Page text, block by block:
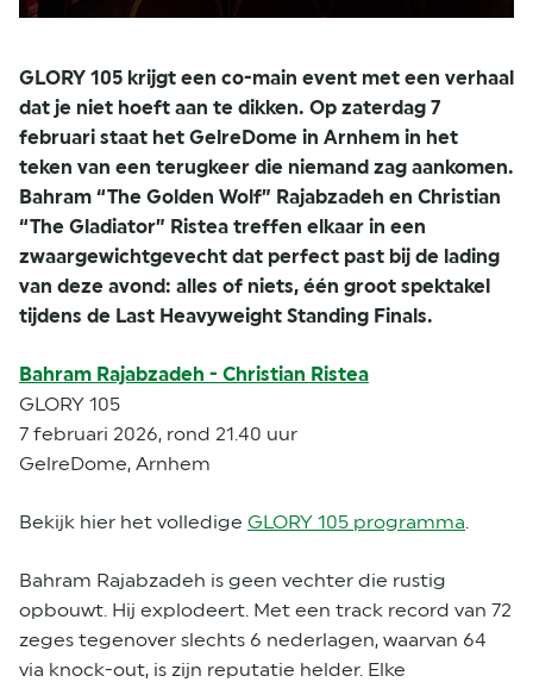
GLORY 105 krijgt een co-main event met een verhaal
dat je niet hoeft aan te dikken. Op zaterdag 7
februari staat het GelreDome in Arnhem in het
teken van een terugkeer die niemand zag aankomen.
Bahram “The Golden Wolf” Rajabzadeh en Christian
“The Gladiator” Ristea treffen elkaar in een
zwaargewichtgevecht dat perfect past bij de lading
van deze avond: alles of niets, één groot spektakel
tijdens de Last Heavyweight Standing Finals.
Bahram Rajabzadeh - Christian Ristea
GLORY 105
7 februari 2026, rond 21.40 uur
GelreDome, Arnhem
Bekijk hier het volledige GLORY 105 programma.
Bahram Rajabzadeh is geen vechter die rustig
opbouwt. Hij explodeert. Met een track record van 72
zeges tegenover slechts 6 nederlagen, waarvan 64
via knock-out, is zijn reputatie helder. Elke